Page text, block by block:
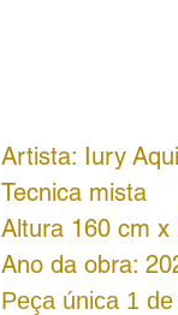
Artista: Iury
Tecnica mista
Altura 160 cm x
Ano da obra:
Peça única 1 de